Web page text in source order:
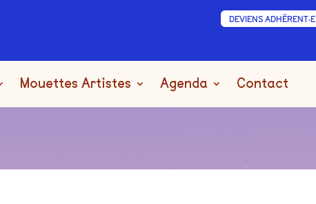
DEVIENS
Mouettes Artistes Agenda Contact